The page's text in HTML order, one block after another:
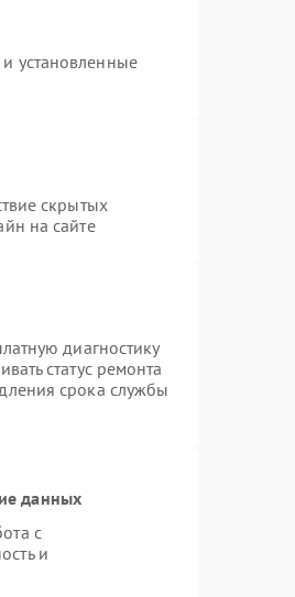
установленные
скрытых
на сайте
диагностику
статус ремонта
срока службы
данных
с
и